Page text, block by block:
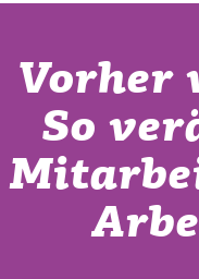
Vorher
So